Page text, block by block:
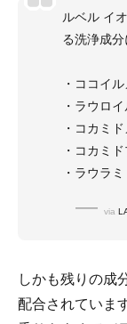
ルベル イ
る洗浄成分
・ココイ
・ラウロ
・コカミ
・コカミ
・ラウラ
via
しかも残りの成
配合されていま